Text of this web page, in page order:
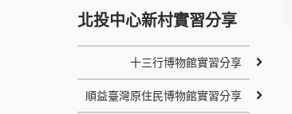
北投中心新村實習分享
十三行博物館實習分享
順益臺灣原住民博物館實習分享